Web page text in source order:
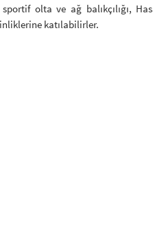
olta ve ağ balıkçılığı,
katılabilirler.